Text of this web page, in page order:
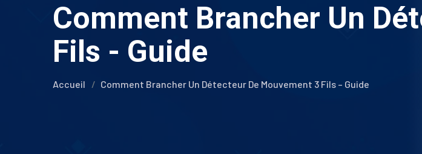
Comment Brancher Un
Fils - Guide
Accueil Comment Brancher Un Détecteur De Mouvement 3 Fils – Guide